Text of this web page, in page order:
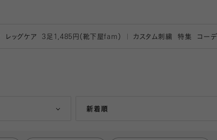
レッグケア 3 足1,485円（靴下屋fam） カスタム刺繍 特集 コーデ
新着順
人気ランキング順